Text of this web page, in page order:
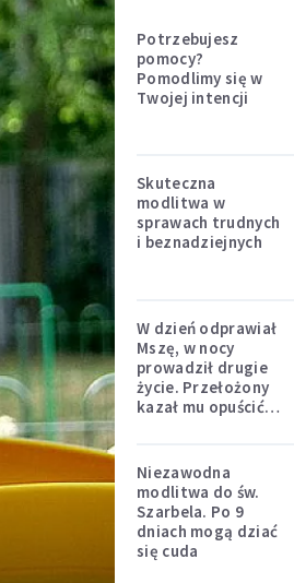
Potrzebujesz
pomocy?
Pomodlimy się w
Twojej intencji
Skuteczna
modlitwa w
sprawach trudnych
i beznadziejnych
W dzień odprawiał
Mszę, w nocy
prowadził drugie
życie. Przełożony
kazał mu opuścić
Niezawodna
modlitwa do św.
Szarbela. Po 9
dniach mogą dziać
się cuda